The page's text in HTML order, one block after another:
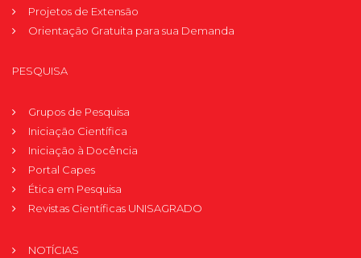
Projetos de Extensão
Orientação Gratuita para sua Demanda
PESQUISA
Grupos de Pesquisa
Iniciação Científica
Iniciação à Docência
Portal Capes
Ética em Pesquisa
Revistas Científicas UNISAGRADO
NOTÍCIAS